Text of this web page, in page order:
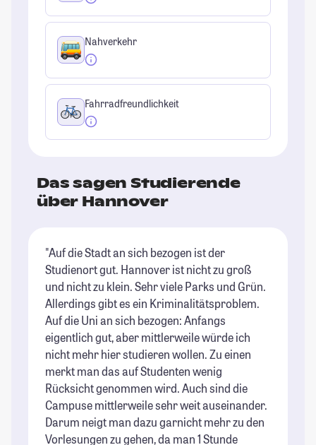
Nahverkehr
Fahrradfreundlichkeit
Das sagen Studierende
über Hannover
"Auf die Stadt an sich bezogen ist der
Studienort gut. Hannover ist nicht zu groß
und nicht zu klein. Sehr viele Parks und Grün.
Allerdings gibt es ein Kriminalitätsproblem.
Auf die Uni an sich bezogen: Anfangs
eigentlich gut, aber mittlerweile würde ich
nicht mehr hier studieren wollen. Zu einen
merkt man das auf Studenten wenig
Rücksicht genommen wird. Auch sind die
Campuse mittlerweile sehr weit auseinander.
Darum neigt man dazu garnicht mehr zu den
Vorlesungen zu gehen, da man 1 Stunde